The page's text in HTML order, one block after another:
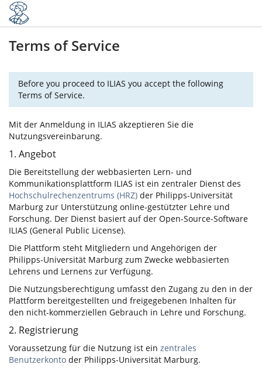
Terms of Service
Before you proceed to ILIAS you accept the following
Terms of Service.
Mit der Anmeldung in ILIAS akzeptieren Sie die
Nutzungsvereinbarung.
1. Angebot
Die Bereitstellung der webbasierten Lern- und
Kommunikationsplattform ILIAS ist ein zentraler Dienst des
Hochschulrechenzentrums (HRZ) der Philipps-Universität
Marburg zur Unterstützung online-gestützter Lehre und
Forschung. Der Dienst basiert auf der Open-Source-Software
ILIAS (General Public License).
Die Plattform steht Mitgliedern und Angehörigen der
Philipps-Universität Marburg zum Zwecke webbasierten
Lehrens und Lernens zur Verfügung.
Die Nutzungsberechtigung umfasst den Zugang zu den in der
Plattform bereitgestellten und freigegebenen Inhalten für
den nicht-kommerziellen Gebrauch in Lehre und Forschung.
2. Registrierung
Voraussetzung für die Nutzung ist ein zentrales
Benutzerkonto der Philipps-Universität Marburg.